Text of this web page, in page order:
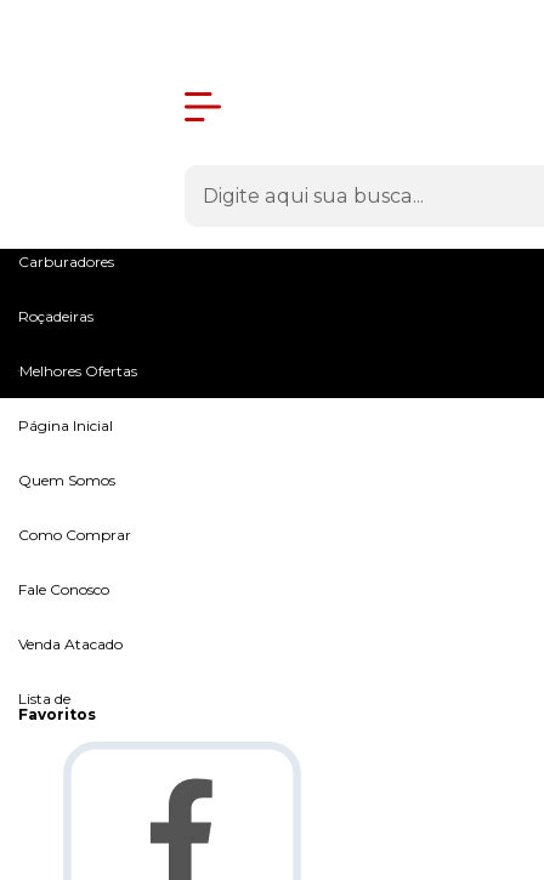
Carburadores
Roçadeiras
Melhores Ofertas
Página Inicial
Quem Somos
Como Comprar
Fale Conosco
Venda Atacado
Lista de
Favoritos